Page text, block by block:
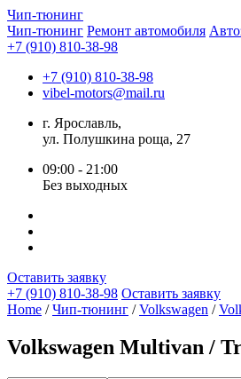
Чип-тюнинг
Чип-тюнинг Ремонт автомобиля
+7 (910) 810-38-98
+7 (910) 810-38-98
vibel-motors@mail.ru
г. Ярославль,
ул. Полушкина роща, 27
09:00 - 21:00
Без выходных
Оставить заявку
+7 (910) 810-38-98 Оставить заявку
Home /Чип-тюнинг /Volkswagen /
Volkswagen Multivan /